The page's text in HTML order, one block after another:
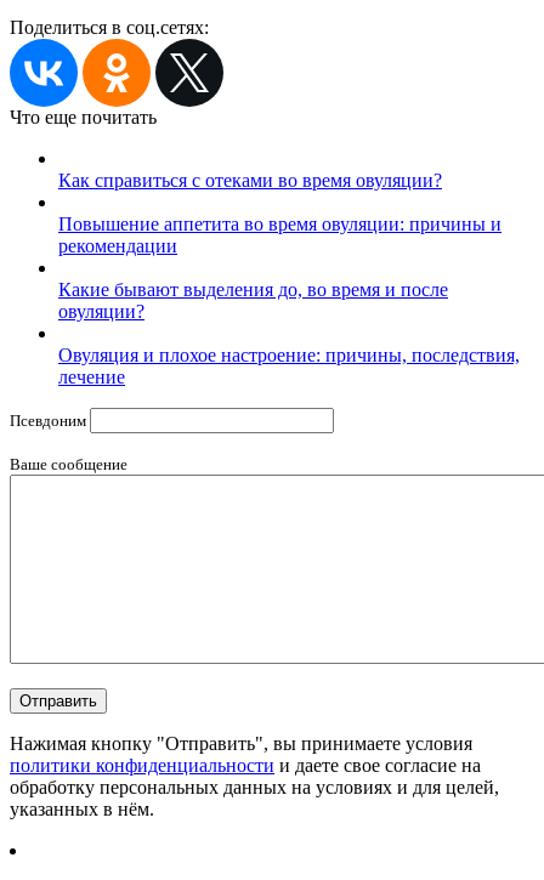
Поделиться в соц.сетях:
Что еще почитать
Как справиться с отеками во время овуляции?
Повышение аппетита во время овуляции: причины и
рекомендации
Какие бывают выделения до, во время и после
овуляции?
Овуляция и плохое настроение: причины, последствия,
лечение
Псевдоним
Ваше сообщение
Нажимая кнопку "Отправить", вы принимаете условия
политики конфиденциальности и даете свое согласие на
обработку персональных данных на условиях и для целей,
указанных в нём.